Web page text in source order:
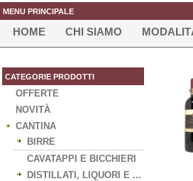
MENU PRINCIPALE
HOME CHI SIAMO
CATEGORIE PRODOTTI
OFFERTE
NOVITÀ
CANTINA
BIRRE
CAVATAPPI E BICCHIERI
DISTILLATI, LIQUORI E ...